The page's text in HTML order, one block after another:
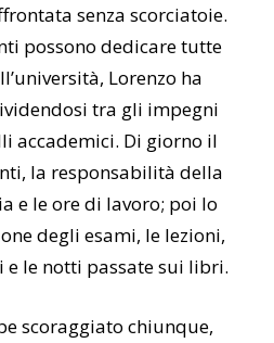
senza scorciatoie.
possono dedicare tutte
Lorenzo ha
tra gli impegni
accademici. Di giorno il
la responsabilità della
e le ore di lavoro; poi lo
degli esami, le lezioni,
le notti passate sui libri.
scoraggiato chiunque,